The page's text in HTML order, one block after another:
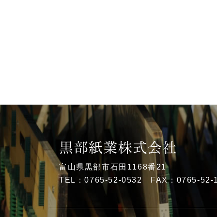
富山県黒部市石田1168番21
TEL：0765-52-0532 FAX：0765-52-